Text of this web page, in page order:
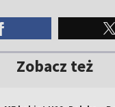
Zobacz też